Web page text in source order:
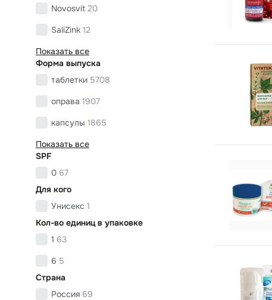
Novosvit 20
SaliZink 12
Показать все
Форма выпуска
таблетки 5708
оправа 1907
капсулы 1865
Показать все
SPF
0 67
Для кого
Унисекс 1
Кол-во единиц в упаковке
1 63
6 5
Страна
Россия 69